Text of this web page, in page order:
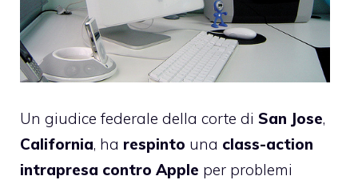
Un giudice federale della corte di San Jose,
California, ha respinto una class-action
intrapresa contro Apple per problemi